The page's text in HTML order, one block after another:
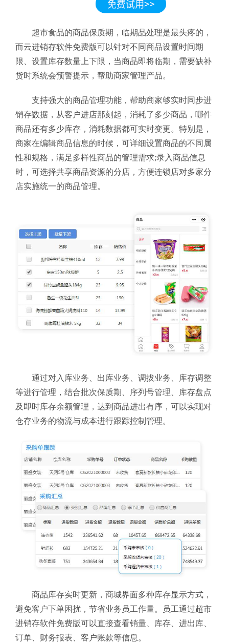
超市食品的商品保质期，临期品处理是最头疼的，
而云进销存软件免费版可以针对不同商品设置时间期
限、设置库存数量上下限，当商品即将临期，需要缺补
货时系统会预警提示，帮助商家管理产品。
支持强大的商品管理功能，帮助商家够实时同步进
销存数据，从客户进店那刻起，消耗了多少商品，哪件
商品还有多少库存，消耗数据都可实时变更。特别是，
商家在编辑商品信息的时候，可详细设置商品的不同属
性和规格，满足多样性商品的管理需求;录入商品信息
时，可选择共享商品资源的分店，方便连锁店对多家分
店实施统一的商品管理。
通过对入库业务、出库业务、调拔业务、库存调整
等进行管理，结合批次保质期、序列号管理、库存盘点
及即时库存余额管理，达到商品进出有序，可以实现对
仓存业务的物流与成本进行跟踪控制管理。
商品库存实时更新，商城界面多种库存显示方式，
避免客户下单困扰，节省业务员工作量。员工通过超市
进销存软件免费版可以直接查看销量、库存、进出库、
订单、财务报表、客户账款等信息。